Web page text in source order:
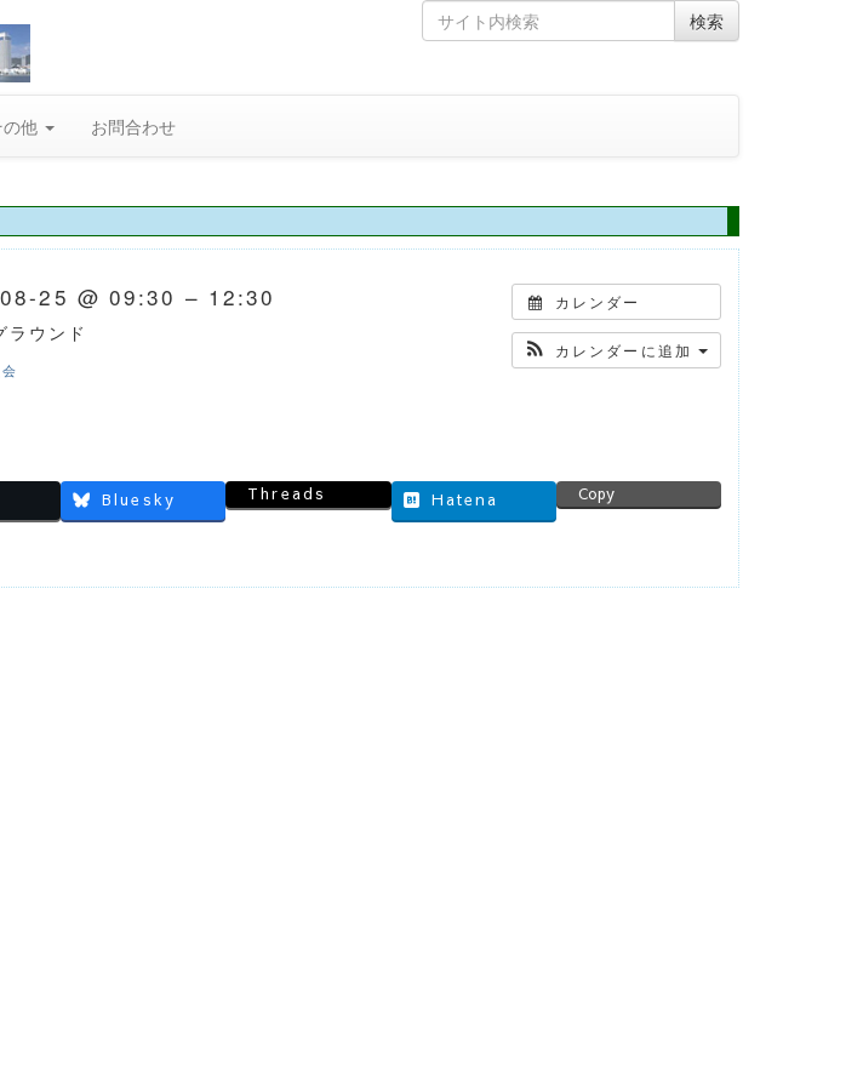
Skip
to
Search
for
検索
の他 お問合わせ
カレンダー
カレンダーに追加
25 @ 09:30 – 12:30
ラウンド
Bluesky Threads Hatena Copy